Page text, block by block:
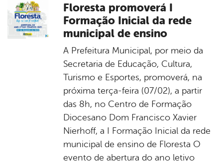
Floresta promoverá I
Formação Inicial da rede
municipal de ensino
A Prefeitura Municipal, por meio da
Secretaria de Educação, Cultura,
Turismo e Esportes, promoverá, na
próxima terça-feira (07/02), a partir
das 8h, no Centro de Formação
Diocesano Dom Francisco Xavier
Nierhoff, a I Formação Inicial da rede
municipal de ensino de Floresta O
evento de abertura do ano letivo